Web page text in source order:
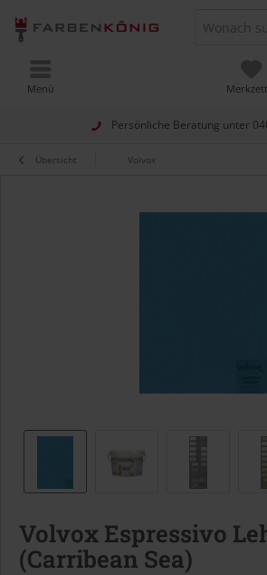
Persönliche Beratung unter
Menü
Übersicht Volvox
Volvox Espressivo
(Carribean Sea)